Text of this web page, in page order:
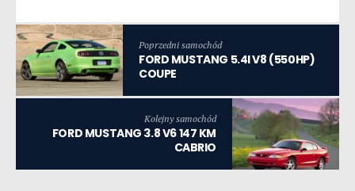
Poprzedni samochód
FORD MUSTANG 5.4I V8 (550HP)
COUPE
Kolejny samochód
FORD MUSTANG 3.8 V6 147 KM
CABRIO